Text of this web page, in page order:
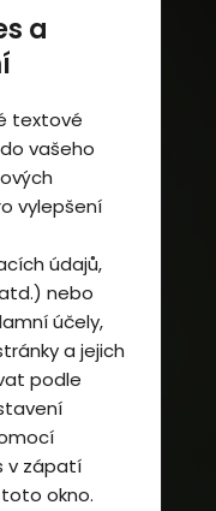
a
textové
vašeho
vylepšení
údajů,
nebo
účely,
a jejich
podle
v zápatí
okno.